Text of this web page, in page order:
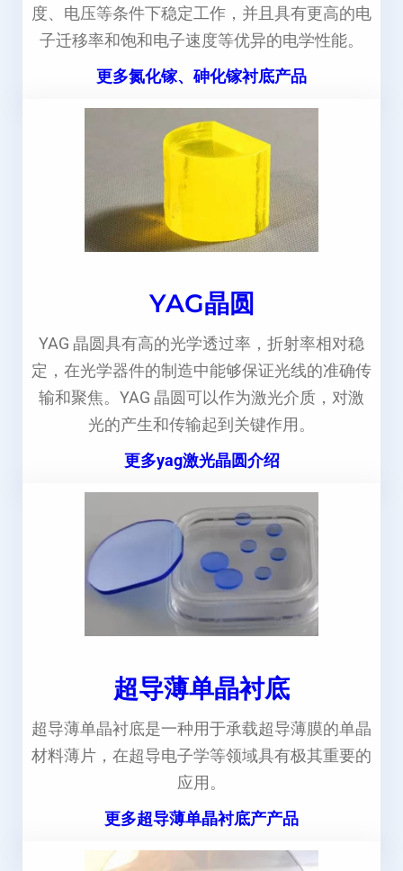
度、电压等条件下稳定工作，并且具有更高的电
子迁移率和饱和电子速度等优异的电学性能。
更多氮化镓、砷化镓衬底产品
YAG晶圆
YAG 晶圆具有高的光学透过率，折射率相对稳
定，在光学器件的制造中能够保证光线的准确传
输和聚焦。YAG 晶圆可以作为激光介质，对激
光的产生和传输起到关键作用。
更多yag激光晶圆介绍
超导薄单晶衬底
超导薄单晶衬底是一种用于承载超导薄膜的单晶
材料薄片，在超导电子学等领域具有极其重要的
应用。
更多超导薄单晶衬底产产品